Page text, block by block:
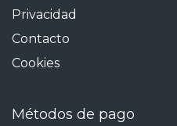
Privacidad
Contacto
Cookies
Métodos de pago